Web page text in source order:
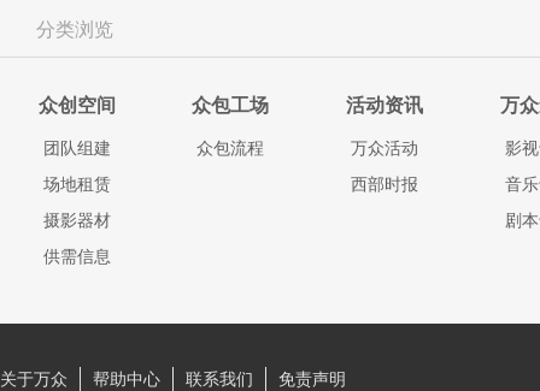
分类浏览
众创空间
团队组建
场地租赁
摄影器材
供需信息
众包工场
众包流程
活动资讯
万众活动
西部时报
万
影
音
剧
关于万众 帮助中心 联系我们 免责声明